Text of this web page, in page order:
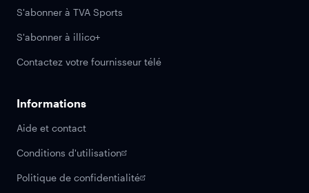
S'abonner à TVA Sports
S'abonner à illico+
Contactez votre fournisseur télé
Informations
Aide et contact
Conditions d'utilisation
Politique de confidentialité